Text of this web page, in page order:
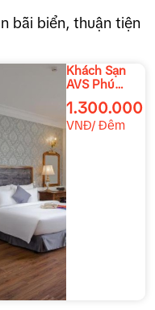
bãi biển, thuận tiện
Khách Sạn
AVS Phú
1.300.000
VNĐ/ Đêm